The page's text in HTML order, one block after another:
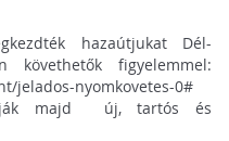
hazaútjukat Dél-
figyelemmel:
jelados-nyomkovetes-0#
majd új, tartós és